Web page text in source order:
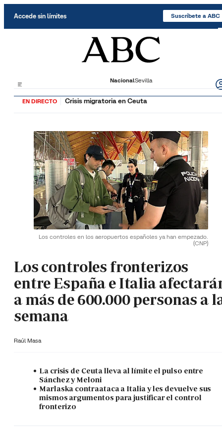
Accede sin límites Suscríbete a ABC
NacionalSevilla
EN DIRECTO Crisis migratoria en Ceuta
Los controles en los aeropuertos españoles ya han empezado.
(CNP)
Los controles fronterizos
entre España e Italia
a más de 600.000 personas a
semana
Raúl Masa
La crisis de Ceuta lleva al límite el pulso entre
Sánchez y Meloni
Marlaska contraataca a Italia y les devuelve sus
mismos argumentos para justificar el control
fronterizo